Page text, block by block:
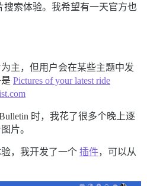
搜索体验。我希望有一天官方也
主，但用户会在某些主题中发
Pictures of your latest ride
时，我花了很多个晚上逐
片。
，我开发了一个 插件，可以从